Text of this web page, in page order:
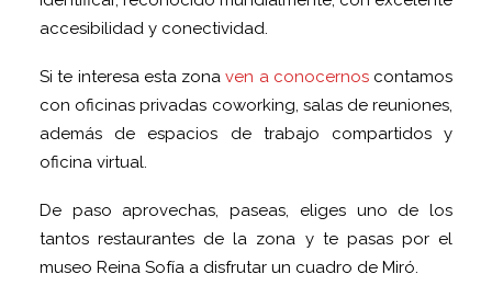
accesibilidad y conectividad.
Si te interesa esta zona ven a conocernoscontamos
con oficinas privadas coworking, salas de reuniones,
además de espacios de trabajo compartidos y
oficina virtual.
De paso aprovechas, paseas, eliges uno de los
tantos restaurantes de la zona y te pasas por el
museo Reina Sofía a disfrutar un cuadro de Miró.